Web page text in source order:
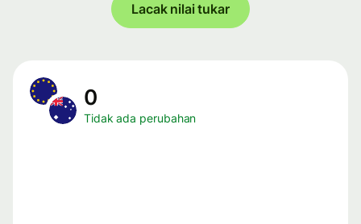
Lacak nilai tukar
0
Tidak ada perubahan